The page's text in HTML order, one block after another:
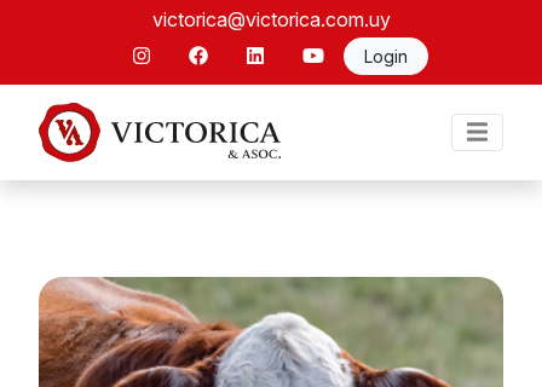
victorica@victorica.com.uy
Login